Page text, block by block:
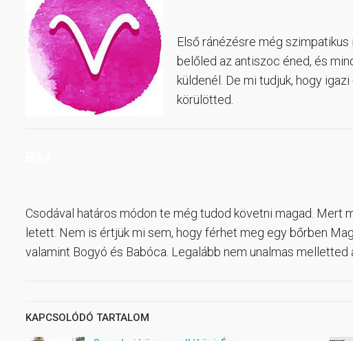
Első ránézésre még
belőled az antiszoc éned, és
küldenél. De mi tudjuk, hogy
körülötted.
Csodával határos módon te még tudod követni magad. Mert
letett. Nem is értjük mi sem, hogy férhet meg egy bőrben
valamint Bogyó és Babóca. Legalább nem unalmas melletted
KAPCSOLÓDÓ TARTALOM